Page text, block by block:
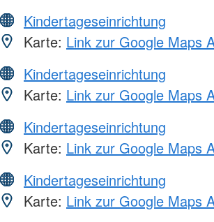
Kindertageseinrichtung
Karte: Link zur Google Maps
Kindertageseinrichtung
Karte: Link zur Google Maps
Kindertageseinrichtung
Karte: Link zur Google Maps
Kindertageseinrichtung
Karte: Link zur Google Maps